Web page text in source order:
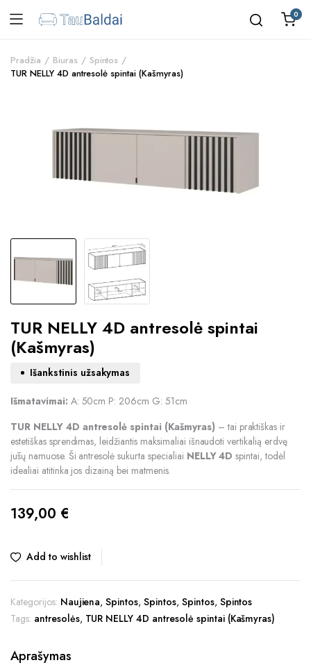
0
Pradžia Biuras
Spintos
TUR NELLY 4D antresolė spintai (Kašmyras)
TUR NELLY 4D antresolė spintai
(Kašmyras)
Išankstinis užsakymas
Išmatavimai: A: 50cm P: 206cm G: 51cm
TUR NELLY 4D antresolė spintai (Kašmyras) – tai praktiškas ir
estetiškas sprendimas, leidžiantis maksimaliai išnaudoti vertikalią erdvę
jūsų namuose. Ši antresolė sukurta specialiai NELLY 4D spintai, todėl
idealiai atitinka jos dizainą bei matmenis.
139,00 €
Add to wishlist
Kategorijos: Naujiena,Spintos,Spintos, Spintos, Spintos
Tags: antresolės, TUR NELLY 4D antresolė spintai (Kašmyras)
Aprašymas